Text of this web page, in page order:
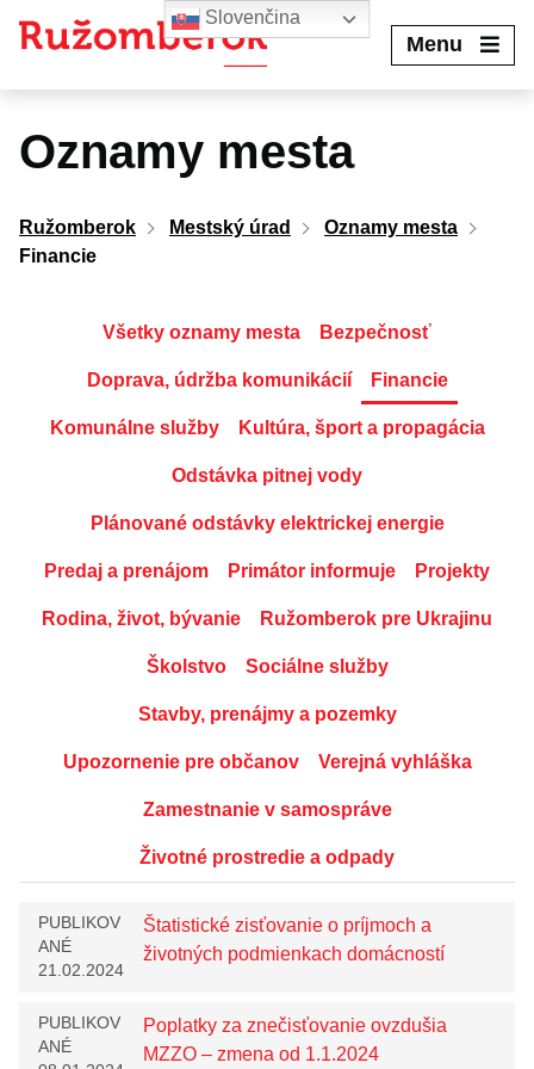
Menu
Oznamy mesta
Ružomberok Mestský úrad
Oznamy mesta
Financie
Všetky oznamy mesta Bezpečnosť
Doprava, údržba komunikácií Financie
Komunálne služby Kultúra, šport a propagácia
Odstávka pitnej vody
Plánované odstávky elektrickej energie
Predaj a prenájom Primátor informuje Projekty
Rodina, život, bývanie Ružomberok pre Ukrajinu
Školstvo Sociálne služby
Stavby, prenájmy a pozemky
Upozornenie pre občanov Verejná vyhláška
Zamestnanie v samospráve
Životné prostredie a odpady
PUBLIKOV
ANÉ
21.02.2024
Štatistické zisťovanie o príjmoch a
životných podmienkach domácností
PUBLIKOV
ANÉ
Poplatky za znečisťovanie ovzdušia
MZZO – zmena od 1.1.2024
Slovenčina